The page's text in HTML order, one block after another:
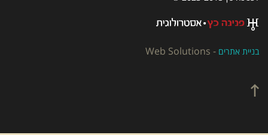
בניית אתרים -
Web Solutions